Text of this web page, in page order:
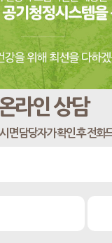
라인 상담
면 담당자가 확인 후 전화